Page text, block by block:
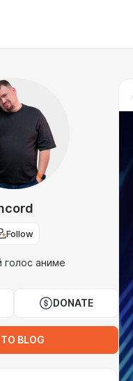
Follow
голос аниме
DONATE
BLOG